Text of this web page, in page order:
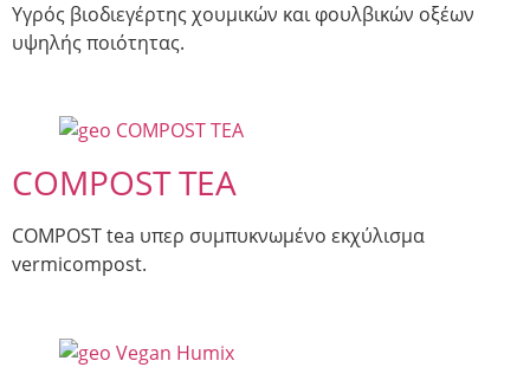
Υγρός βιοδιεγέρτης χουμικών και φουλβικών οξέων
υψηλής ποιότητας.
COMPOST TEA
COMPOST tea υπερ συμπυκνωμένο εκχύλισμα
vermicompost.